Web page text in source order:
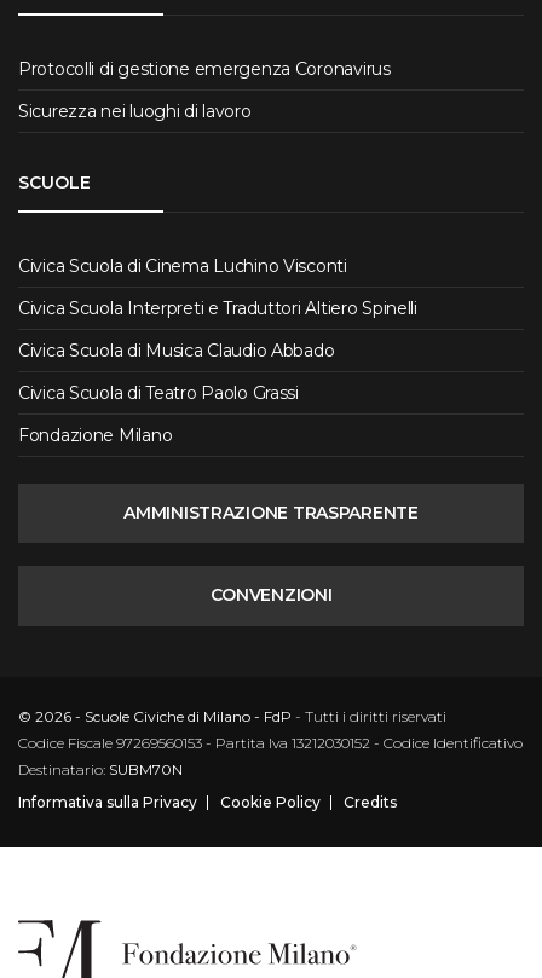
Protocolli di gestione emergenza Coronavirus
Sicurezza nei luoghi di lavoro
SCUOLE
Civica Scuola di Cinema Luchino Visconti
Civica Scuola Interpreti e Traduttori Altiero Spinelli
Civica Scuola di Musica Claudio Abbado
Civica Scuola di Teatro Paolo Grassi
Fondazione Milano
AMMINISTRAZIONE TRASPARENTE
CONVENZIONI
© 2026 - Scuole Civiche di Milano - FdP - Tutti i diritti riservati
Codice Fiscale 97269560153 - Partita Iva 13212030152 - Codice Identificativo
Destinatario: SUBM70N
Informativa sulla Privacy
Cookie Policy Credits